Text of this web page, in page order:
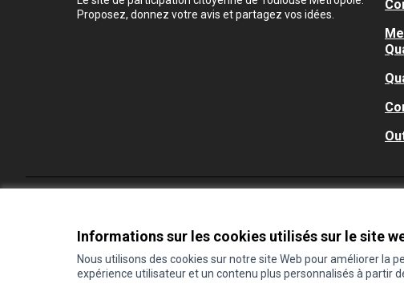
Informations sur les cookies utilisés sur le site
Nous utilisons des cookies sur notre site Web pour améliorer la
expérience utilisateur et un contenu plus personnalisés à partir
Proposez, donnez votre avis et partagez vos idées.